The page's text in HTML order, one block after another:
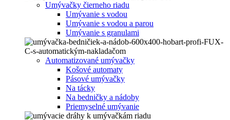
Umývačky čierneho riadu
Umývanie s vodou
Umývanie s vodou a parou
Umývanie s granulami
Automatizované umývačky
Košové automaty
Pásové umývačky
Na tácky
Na bedničky a nádoby
Priemyselné umývanie